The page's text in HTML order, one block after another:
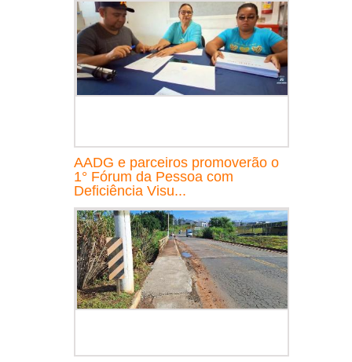
AADG e parceiros promoverão o
1° Fórum da Pessoa com
Deficiência Visu...